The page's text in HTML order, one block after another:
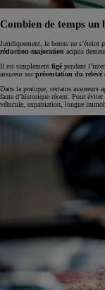
Combien de temps un
Juridiquement, le bonus ne s’éteint
réduction‑majoration acquis
Il est simplement figé pendant
assureur surprésentation du relevé
Dans la pratique, certains assureurs
faute d’historique récent. Pour
véhicule, expatriation, longue